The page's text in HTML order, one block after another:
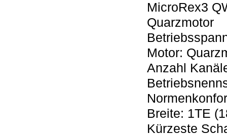
MicroRex3
Quarzmotor
Motor:
Anzahl
Breite: 1TE
Kürzeste